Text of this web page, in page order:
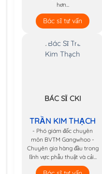
hơn...
Bác sĩ tư vấn
BÁC SĨ CKI
TRẦN KIM THẠCH
- Phó giám đốc chuyên
môn BVTM Gangwhoo -
Chuyên gia hàng đầu trong
lĩnh vực phẫu thuật và cải...